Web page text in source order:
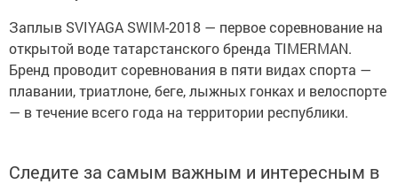
Заплыв SVIYAGA SWIM-2018 — первое соревнование на
открытой воде татарстанского бренда TIMERMAN.
Бренд проводит соревнования в пяти видах спорта —
плавании, триатлоне, беге, лыжных гонках и велоспорте
— в течение всего года на территории республики.
Следите за самым важным и интересным в